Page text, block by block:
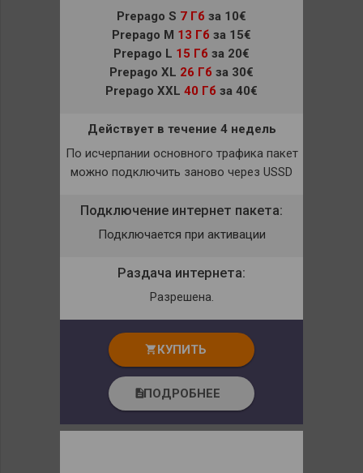
Prepago S 7 Гб за 10€
Prepago M 13 Гб за 15€
Prepago L 15 Гб за 20€
Prepago XL 26 Гб за 30€
Prepago XXL 40 Гб за 40€
Действует в течение 4 недель
По исчерпании основного трафика пакет
можно подключить заново через USSD
Подключение интернет пакета:
Подключается при активации
Раздача интернета:
Разрешена.
shopping_cart КУПИТЬ
descriptionПОДРОБНЕЕ